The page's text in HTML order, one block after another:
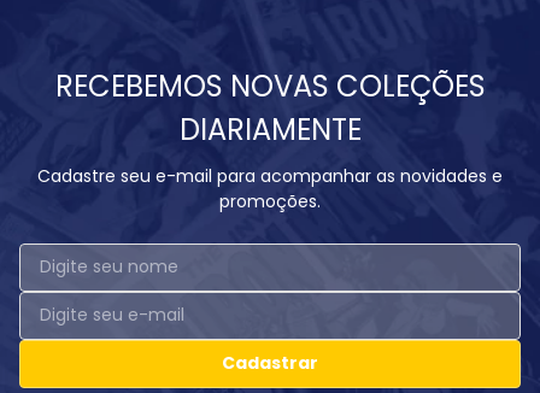
RECEBEMOS NOVAS COLEÇÕES
DIARIAMENTE
Cadastre seu e-mail para acompanhar as novidades e
promoções.
Cadastrar